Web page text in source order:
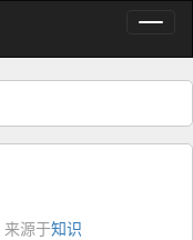
来源于知识